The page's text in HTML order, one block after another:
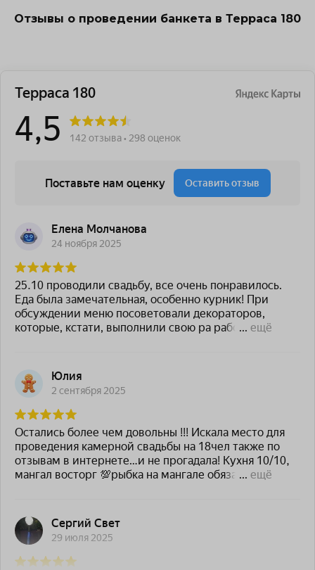
Отзывы о проведении банкета в Терраса 180